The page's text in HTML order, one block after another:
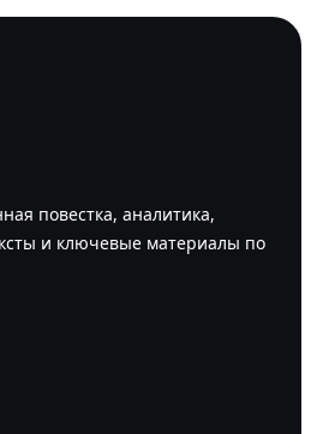
повестка, аналитика,
и ключевые материалы по